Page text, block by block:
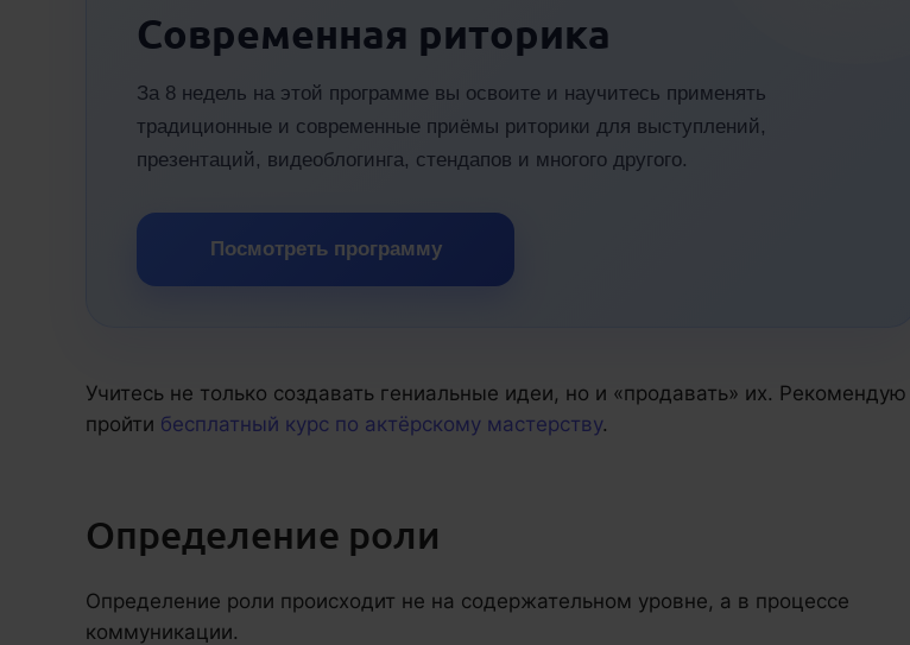
Современная риторика
За 8 недель на этой программе вы освоите и научитесь применять
традиционные и современные приёмы риторики для выступлений,
презентаций, видеоблогинга, стендапов и многого другого.
Посмотреть программу
Учитесь не только создавать гениальные идеи, но и «продавать» их. Рекомендую
пройти бесплатный курс по актёрскому мастерству.
Определение роли
Определение роли происходит не на содержательном уровне, а в процессе
коммуникации.